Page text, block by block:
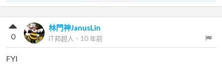
林門神JanusLin
iT邦超人 ． 10 年前
0
FYI